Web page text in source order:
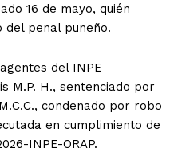
16 de mayo, quién
del penal puneño.
del INPE
M.P. H., sentenciado por
condenado por robo
en cumplimiento de
INPE-ORAP.